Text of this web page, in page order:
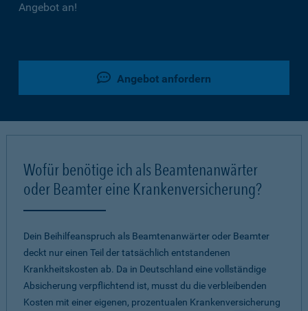
Angebot an!
Angebot anfordern
Wofür benötige ich als Beamtenanwärter
oder Beamter eine Krankenversicherung?
Dein Beihilfeanspruch als Beamtenanwärter oder Beamter
deckt nur einen Teil der tatsächlich entstandenen
Krankheitskosten ab. Da in Deutschland eine vollständige
Absicherung verpflichtend ist, musst du die verbleibenden
Kosten mit einer eigenen, prozentualen Krankenversicherung